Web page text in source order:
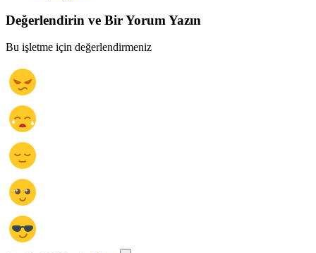
Değerlendirin ve Bir Yorum Yazın
Bu işletme için değerlendirmeniz